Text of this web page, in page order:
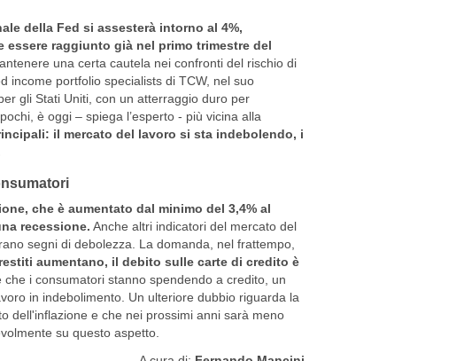
della Fed si assesterà intorno al 4%,
raggiunto già nel primo trimestre del
una certa cautela nei confronti del rischio di
income portfolio specialists di TCW, nel suo
gli Stati Uniti, con un atterraggio duro per
è oggi – spiega l’esperto - più vicina alla
il mercato del lavoro si sta indebolendo, i
che è aumentato dal minimo del 3,4% al
recessione. Anche altri indicatori del mercato del
segni di debolezza. La domanda, nel frattempo,
aumentano, il debito sulle carte di credito è
che i consumatori stanno spendendo a credito, un
in indebolimento. Un ulteriore dubbio riguarda la
dell'inflazione e che nei prossimi anni sarà meno
su questo aspetto.